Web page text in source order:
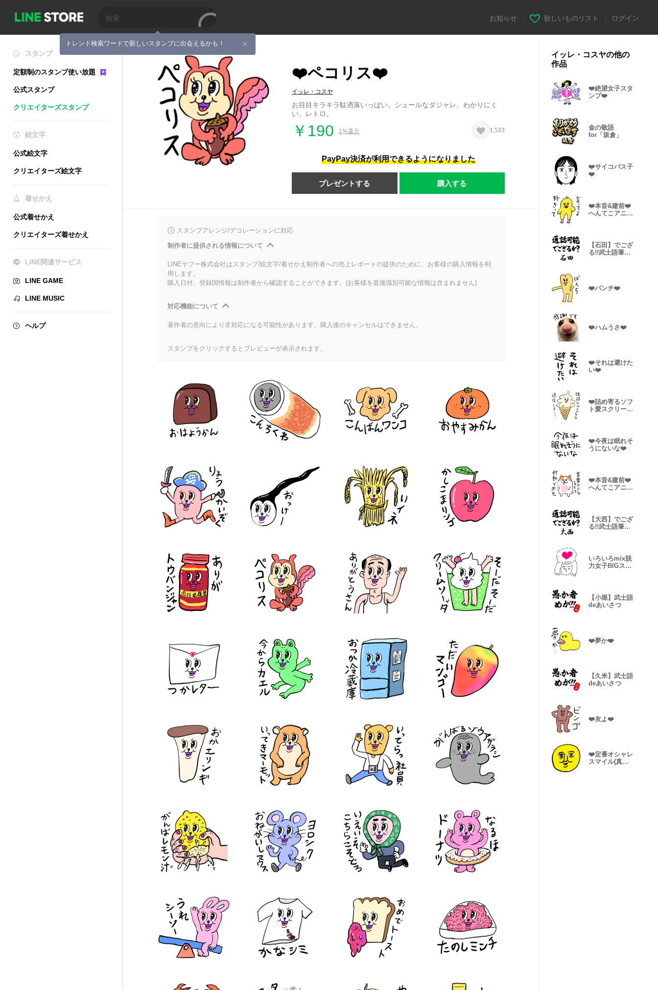
トレンド検索ワードで新しいスタンプに出会えるかも！
お知らせ 欲しいものリスト ログイン
スタンプ
定額制のスタンプ使い放題
公式スタンプ
クリエイターズスタンプ
絵文字
公式絵文字
クリエイターズ絵文字
着せかえ
公式着せかえ
クリエイターズ着せかえ
LINE関連サービス
LINE GAME
LINE MUSIC
ヘルプ
❤️ペコリス❤️
イッレ・コスヤ
お目目キラキラ駄洒落いっぱい。シュールなダジャレ、わかりにく
い、レトロ。
￥190 1%還元 1,533
PayPay決済が利用できるようになりました
プレゼントする 購入する
スタンプアレンジ/デコレーションに対応
制作者に提供される情報について
LINEヤフー株式会社はスタンプ/絵文字/着せかえ制作者への売上レポートの提供のために、お客様の購入情報を利
用します。
購入日付、登録国情報は制作者から確認することができます。(お客様を直接識別可能な情報は含まれません)
対応機能について
著作者の意向により非対応になる可能性があります。購入後のキャンセルはできません。
スタンプをクリックするとプレビューが表示されます。
イッレ・コスヤの他の
作品
❤️絶望女子スタ
ンプ❤️
金の敬語
for「坂倉」
❤️サイコパス子
❤️
❤️本音&建前❤️
へんてこアニマ
【石田】でござ
る!!武士語筆文
❤️パンチ❤️
❤️ハムうさ❤️
❤️それは避けた
い❤️
❤️詰め寄るソフ
ト愛スクリーム
❤️今夜は眠れそ
うにないな❤️
❤️本音&建前❤️
へんてこアニマ
【大西】でござ
る!!武士語筆文
いろいろmix脱
力女子BIGスタ
【小堀】武士語
deあいさつ
❤️夢か❤️
【久米】武士語
deあいさつ
❤️友よ❤️
❤️定番オシャレ
スマイル(真顔)